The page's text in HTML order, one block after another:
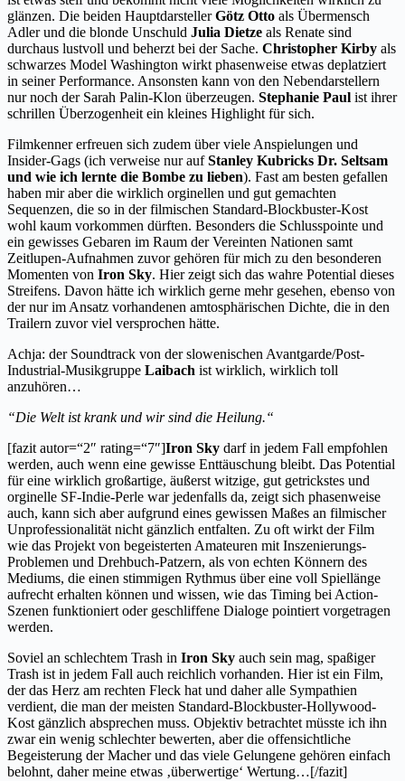
glänzen. Die beiden HauptdarstellerGötz Otto als Übermensch
Adler und die blonde Unschuld Julia Dietze als Renate sind
durchaus lustvoll und beherzt bei der Sache. Christopher Kirby als
schwarzes Model Washington wirkt phasenweise etwas deplatziert
in seiner Performance. Ansonsten kann von den Nebendarstellern
nur noch der Sarah Palin-Klon überzeugen. Stephanie Paul ist ihrer
schrillen Überzogenheit ein kleines Highlight für sich.
Filmkenner erfreuen sich zudem über viele Anspielungen und
Insider-Gags (ich verweise nur aufStanley Kubricks Dr. Seltsam
und wie ich lernte die Bombe zu lieben). Fast am besten gefallen
haben mir aber die wirklich orginellen und gut gemachten
Sequenzen, die so in der filmischen Standard-Blockbuster-Kost
wohl kaum vorkommen dürften. Besonders die Schlusspointe und
ein gewisses Gebaren im Raum der Vereinten Nationen samt
Zeitlupen-Aufnahmen zuvor gehören für mich zu den besonderen
Momenten von Iron Sky. Hier zeigt sich das wahre Potential dieses
Streifens. Davon hätte ich wirklich gerne mehr gesehen, ebenso von
der nur im Ansatz vorhandenen amtosphärischen Dichte, die in den
Trailern zuvor viel versprochen hätte.
Achja: der Soundtrack von der slowenischen Avantgarde/Post-
Industrial-Musikgruppe Laibach ist wirklich, wirklich toll
anzuhören…
“Die Welt ist krank und wir sind die Heilung.“
[fazit autor=“2″ rating=“7″]Iron Sky darf in jedem Fall empfohlen
werden, auch wenn eine gewisse Enttäuschung bleibt. Das Potential
für eine wirklich großartige, äußerst witzige, gut getrickstes und
orginelle SF-Indie-Perle war jedenfalls da, zeigt sich phasenweise
auch, kann sich aber aufgrund eines gewissen Maßes an filmischer
Unprofessionalität nicht gänzlich entfalten. Zu oft wirkt der Film
wie das Projekt von begeisterten Amateuren mit Inszenierungs-
Problemen und Drehbuch-Patzern, als von echten Könnern des
Mediums, die einen stimmigen Rythmus über eine voll Spiellänge
aufrecht erhalten können und wissen, wie das Timing bei Action-
Szenen funktioniert oder geschliffene Dialoge pointiert vorgetragen
werden.
Soviel an schlechtem Trash in Iron Sky auch sein mag, spaßiger
Trash ist in jedem Fall auch reichlich vorhanden. Hier ist ein Film,
der das Herz am rechten Fleck hat und daher alle Sympathien
verdient, die man der meisten Standard-Blockbuster-Hollywood-
Kost gänzlich absprechen muss. Objektiv betrachtet müsste ich ihn
zwar ein wenig schlechter bewerten, aber die offensichtliche
Begeisterung der Macher und das viele Gelungene gehören einfach
belohnt, daher meine etwas ‚überwertige‘ Wertung…[/fazit]